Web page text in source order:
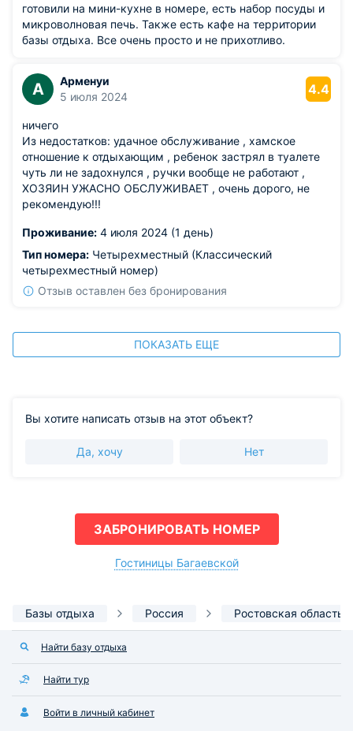
готовили на мини-кухне в номере, есть набор посуды и
микроволновая печь. Также есть кафе на территории
базы отдыха. Все очень просто и не прихотливо.
А
Арменуи
5 июля 2024
4.4
ничего
Из недостатков: удачное обслуживание , хамское
отношение к отдыхающим , ребенок застрял в туалете
чуть ли не задохнулся , ручки вообще не работают ,
ХОЗЯИН УЖАСНО ОБСЛУЖИВАЕТ , очень дорого, не
рекомендую!!!
Проживание: 4 июля 2024 (1 день)
Тип номера: Четырехместный (Классический
четырехместный номер)
Отзыв оставлен без бронирования
ПОКАЗАТЬ ЕЩЕ
Вы хотите написать отзыв на этот объект?
Да, хочу Нет
ЗАБРОНИРОВАТЬ НОМЕР
Гостиницы Багаевской
Базы отдыха Россия Ростовская область
Найти базу отдыха
Найти тур
Войти в личный кабинет